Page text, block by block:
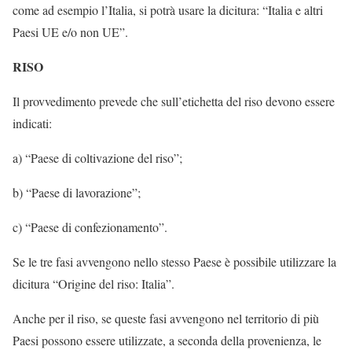
come ad esempio l’Italia, si potrà usare la dicitura: “Italia e altri
Paesi UE e/o non UE”.
RISO
Il provvedimento prevede che sull’etichetta del riso devono essere
indicati:
a) “Paese di coltivazione del riso”;
b) “Paese di lavorazione”;
c) “Paese di confezionamento”.
Se le tre fasi avvengono nello stesso Paese è possibile utilizzare la
dicitura “Origine del riso: Italia”.
Anche per il riso, se queste fasi avvengono nel territorio di più
Paesi possono essere utilizzate, a seconda della provenienza, le